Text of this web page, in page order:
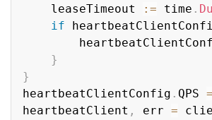
	leaseTimeout
:= time .
if
}
}
heartbeatClientConfig . QPS =
heartbeatClient , err =